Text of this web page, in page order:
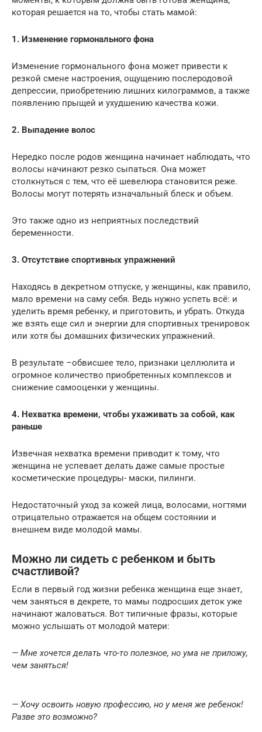
которая решается на то, чтобы стать мамой:
1. Изменение гормонального фона
Изменение гормонального фона может привести к
резкой смене настроения, ощущению послеродовой
депрессии, приобретению лишних килограммов, а также
появлению прыщей и ухудшению качества кожи.
2. Выпадение волос
Нередко после родов женщина начинает наблюдать, что
волосы начинают резко сыпаться. Она может
столкнуться с тем, что её шевелюра становится реже.
Волосы могут потерять изначальный блеск и объем.
Это также одно из неприятных последствий
беременности.
3. Отсутствие спортивных упражнений
Находясь в декретном отпуске, у женщины, как правило,
мало времени на саму себя. Ведь нужно успеть всё: и
уделить время ребенку, и приготовить, и убрать. Откуда
же взять еще сил и энергии для спортивных тренировок
или хотя бы домашних физических упражнений.
В результате –обвисшее тело, признаки целлюлита и
огромное количество приобретенных комплексов и
снижение самооценки у женщины.
4. Нехватка времени, чтобы ухаживать за собой, как
раньше
Извечная нехватка времени приводит к тому, что
женщина не успевает делать даже самые простые
косметические процедуры- маски, пилинги.
Недостаточный уход за кожей лица, волосами, ногтями
отрицательно отражается на общем состоянии и
внешнем виде молодой мамы.
Можно ли сидеть с ребенком и быть
счастливой?
Если в первый год жизни ребенка женщина еще знает,
чем заняться в декрете, то мамы подросших деток уже
начинают жаловаться. Вот типичные фразы, которые
можно услышать от молодой матери:
— Мне хочется делать что-то полезное, но ума не приложу,
чем заняться!
— Хочу освоить новую профессию, но у меня же ребенок!
Разве это возможно?